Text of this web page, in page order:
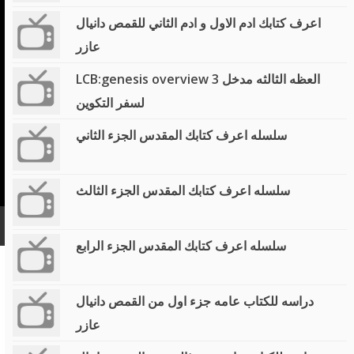
اعرف كتابك ادم الاول و ادم الثاني للقمص دانيال
عازر
LCB:genesis overview 3 العظه الثالثه مدخل
لسفر التكوين
سلسله اعرف كتابك المقدس الجزء الثاني
سلسله اعرف كتابك المقدس الجزء الثالث
سلسله اعرف كتابك المقدس الجزء الرابع
دراسه للكتاب عامه جزء اول من القمص دانيال
عازر